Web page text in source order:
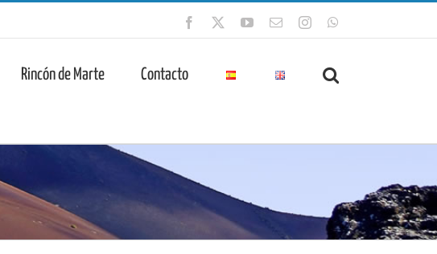
Facebook YouTube
CorreoInstagram
Rincón de Marte Contacto